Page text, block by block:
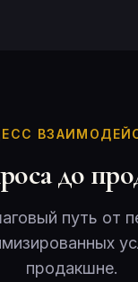
до
путь от
продакшне.